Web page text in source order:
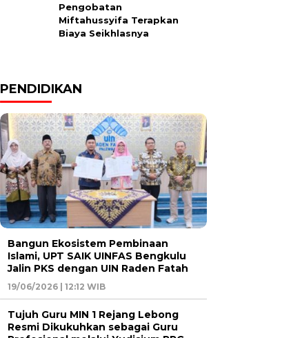
Pengobatan
Miftahussyifa Terapkan
Biaya Seikhlasnya
PENDIDIKAN
Bangun Ekosistem Pembinaan
Islami, UPT SAIK UINFAS Bengkulu
Jalin PKS dengan UIN Raden Fatah
19/06/2026 | 12:12 WIB
Tujuh Guru MIN 1 Rejang Lebong
Resmi Dikukuhkan sebagai Guru